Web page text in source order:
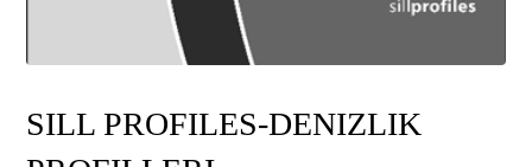
SILL PROFILES-DENIZLIK